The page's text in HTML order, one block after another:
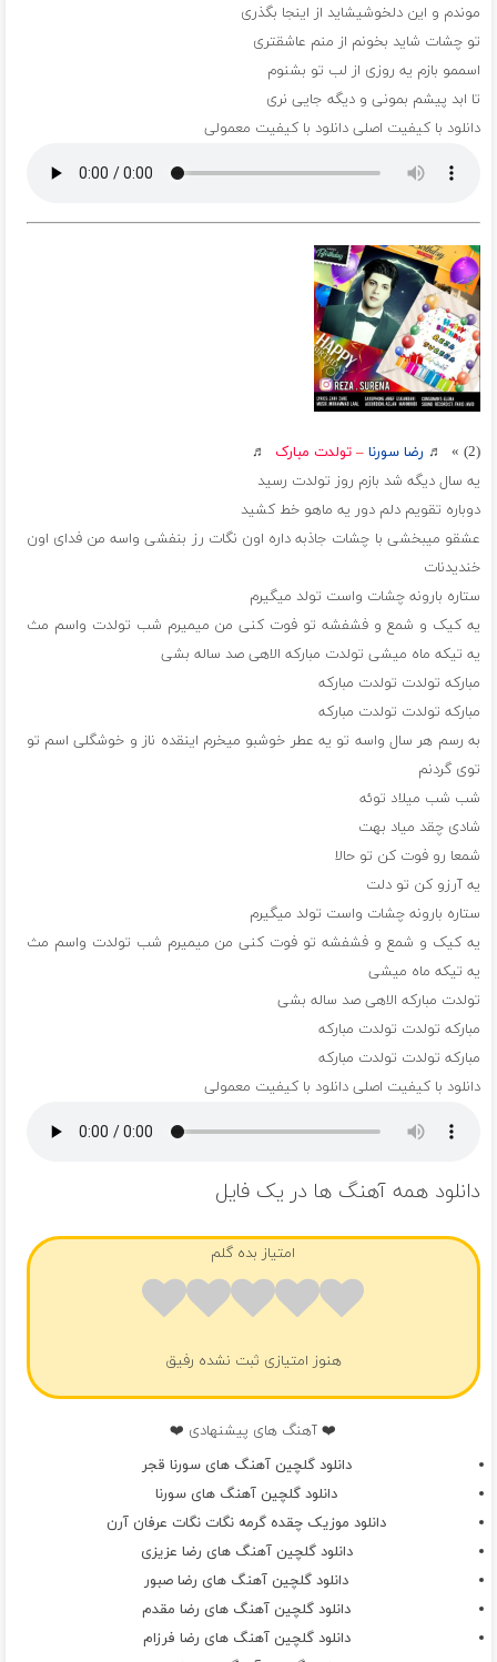
موندم و این دلخوشیشاید از اینجا بگذری
تو چشات شاید بخونم از منم عاشقتری
اسممو بازم یه روزی از لب تو بشنوم
تا ابد پیشم بمونی و دیگه جایی نری
دانلود با کیفیت اصلی دانلود با کیفیت معمولی
(2) » ♬ رضا سورنا – تولدت مبارک
♬
یه سال دیگه شد بازم روز تولدت رسید
دوباره تقویم دلم دور یه ماهو خط کشید
عشقو میبخشی با چشات جاذبه داره اون نگات رز بنفشی واسه من فدای اون
خندیدنات
ستاره بارونه چشات واست تولد میگیرم
یه کیک و شمع و فشفشه تو فوت کنی من میمیرم شب تولدت واسم مث
یه تیکه ماه میشی تولدت مبارکه الاهی صد ساله بشی
مبارکه تولدت تولدت مبارکه
مبارکه تولدت تولدت مبارکه
به رسم هر سال واسه تو یه عطر خوشبو میخرم اینقده ناز و خوشگلی اسم تو
توی گردنم
شب شب میلاد توئه
شادی چقد میاد بهت
شمعا رو فوت کن تو حالا
یه آرزو کن تو دلت
ستاره بارونه چشات واست تولد میگیرم
یه کیک و شمع و فشفشه تو فوت کنی من میمیرم شب تولدت واسم مث
یه تیکه ماه میشی
تولدت مبارکه الاهی صد ساله بشی
مبارکه تولدت تولدت مبارکه
مبارکه تولدت تولدت مبارکه
دانلود با کیفیت اصلی دانلود با کیفیت معمولی
دانلود همه آهنگ ها در یک فایل
امتیاز بده گلم
هنوز امتیازی ثبت نشده رفیق
❤️ آهنگ های پیشنهادی ❤️
دانلود گلچین آهنگ های سورنا قجر
دانلود گلچین آهنگ های سورنا
دانلود موزیک چقده گرمه نگات نگات عرفان آرن
دانلود گلچین آهنگ های رضا عزیزی
دانلود گلچین آهنگ های رضا صبور
دانلود گلچین آهنگ های رضا مقدم
دانلود گلچین آهنگ های رضا فرزام